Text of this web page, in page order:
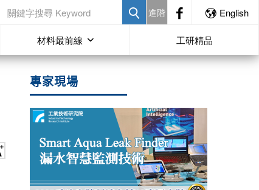
進階 English
材料最前線 工研精品
專家現場